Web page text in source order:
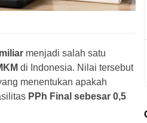
menjadi salah satu
di Indonesia. Nilai tersebut
menentukan apakah
PPh Final sebesar 0,5